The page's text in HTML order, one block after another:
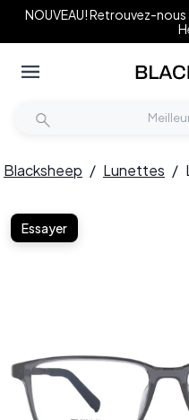
NOUVEAU! Retrouvez-nous
Blacksheep / Lunettes /
Essayer